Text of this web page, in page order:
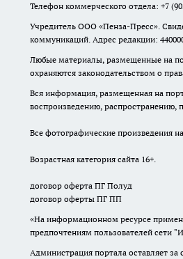
Телефон коммерческого отдела: +7
Учредитель ООО «Пенза-Пресс».
коммуникаций. Адрес редакции:
Любые материалы, размещенные на
охраняются законодательством о
Вся информация, размещенная на
воспроизведению, распространению,
Все фотографические произведения
Возрастная категория сайта 16+.
договор оферта ПГ Полуд
договор оферты ПГ ПП
«На информационном ресурсе
предпочтениям пользователей сети
Администрация портала оставляет